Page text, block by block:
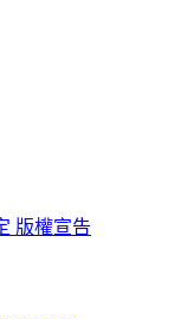
版權宣告